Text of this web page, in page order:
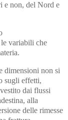
e non, del Nord e
variabili che
dimensioni non si
sugli effetti,
dai flussi
alla
delle rimesse